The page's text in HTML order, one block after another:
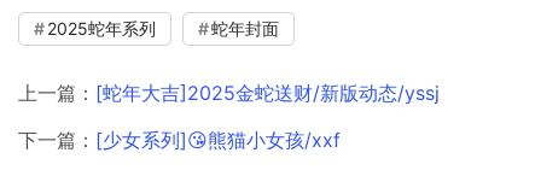
2025蛇年系列 蛇年封面
上一篇： [蛇年大吉]2025金蛇送财/新版动态/yssj
下一篇： [少女系列]😘熊猫小女孩/xxf